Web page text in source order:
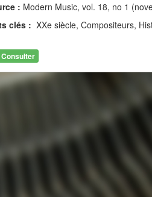
: Modern Music, vol. 18, no 1
clés : XXe siècle, Compositeurs,
Consulter